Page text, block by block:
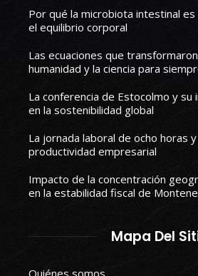
Por qué la microbiota intestinal
el equilibrio corporal
Las ecuaciones que
humanidad y la ciencia para
La conferencia de Estocolmo y
en la sostenibilidad global
La jornada laboral de ocho horas
productividad empresarial
Impacto de la concentración
en la estabilidad fiscal de
Mapa Del
Quiénes somos